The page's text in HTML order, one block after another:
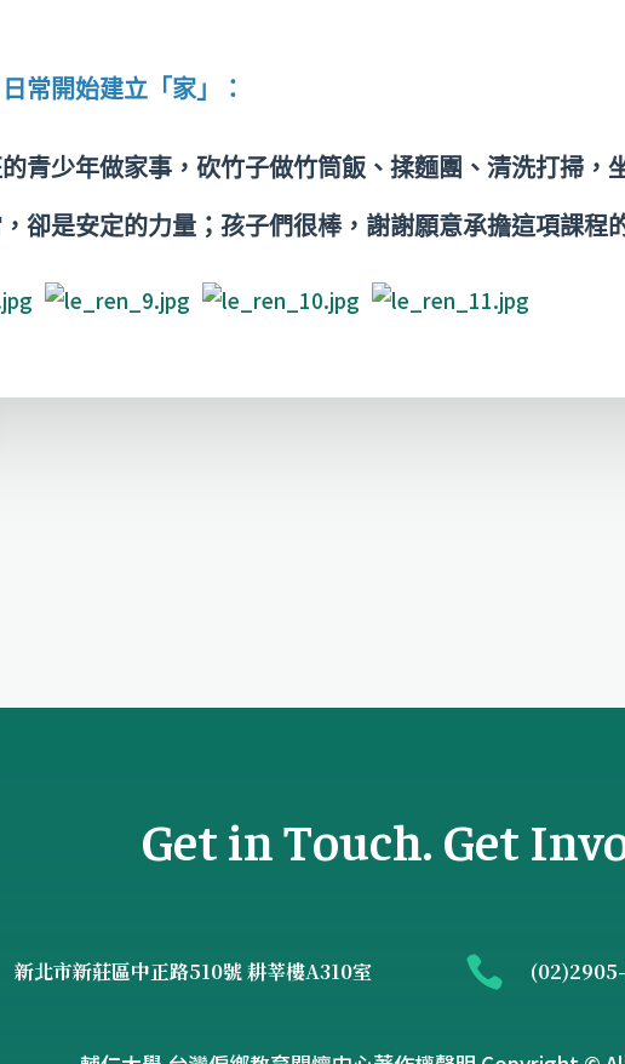
常開始建立「家」：
青少年做家事，砍竹子做竹筒飯、揉麵團、清洗打掃
卻是安定的力量；孩子們很棒，謝謝願意承擔這項課程
Get in Touch. Get
新北市新莊區中正路510號 耕莘樓A310室 